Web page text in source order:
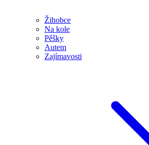
Žihobce
Na kole
Pěšky
Autem
Zajímavosti